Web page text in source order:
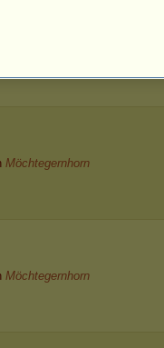
Möchtegernhorn
Möchtegernhorn